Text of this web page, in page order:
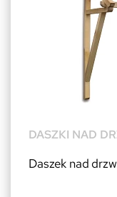
DASZKI NAD
Daszek nad